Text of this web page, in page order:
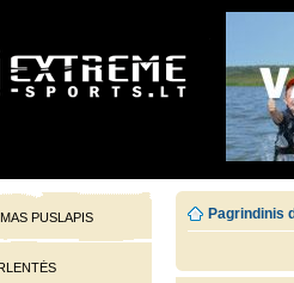
SPORTS.LT
PUSLAPIS Pagrindinis